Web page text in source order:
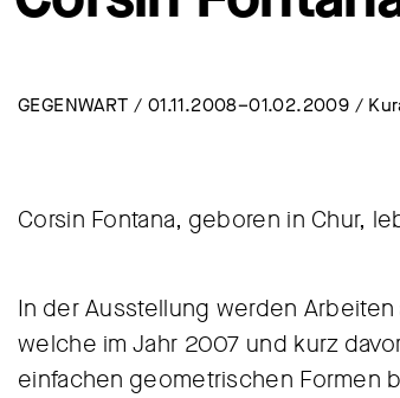
GEGENWART / 01.11.2008–01.02.2009 /
Corsin Fontana, geboren in Chur,
In der Ausstellung werden
welche im Jahr 2007 und kurz
einfachen geometrischen Formen